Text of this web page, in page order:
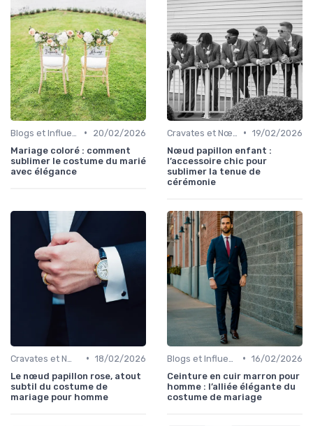
•
20/02/2026
Mariage coloré : comment
sublimer le costume du marié
avec élégance
• 19/02/2026
Nœud papillon enfant :
l’accessoire chic pour
sublimer la tenue de
cérémonie
• 18/02/2026
Le nœud papillon rose, atout
subtil du costume de
mariage pour homme
• 16/02/2026
Ceinture en cuir marron pour
homme : l’alliée élégante du
costume de mariage